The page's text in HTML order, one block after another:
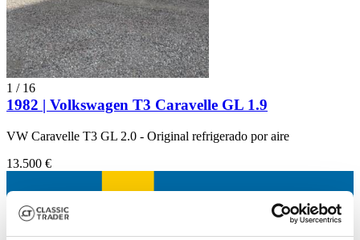
1 / 16
1982 | Volkswagen T3 Caravelle GL 1.9
VW Caravelle T3 GL 2.0 - Original refrigerado por aire
13.500 €